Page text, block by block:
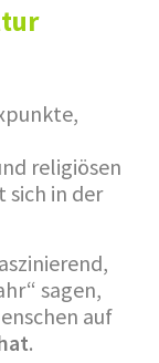
religiösen
sich in der
sagen,
auf
.